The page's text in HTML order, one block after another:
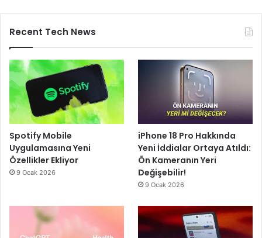
Recent Tech News
Spotify Mobile
Uygulamasına Yeni
Özellikler Ekliyor
9 Ocak 2026
iPhone 18 Pro Hakkında
Yeni İddialar Ortaya Atıldı:
Ön Kameranın Yeri
Değişebilir!
9 Ocak 2026